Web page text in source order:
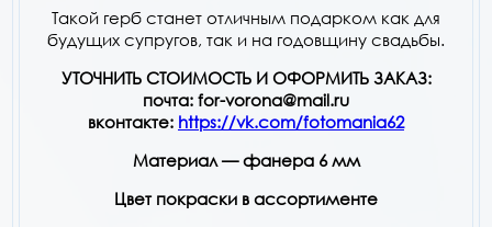
Такой герб станет отличным подарком как для
будущих супругов, так и на годовщину свадьбы.
УТОЧНИТЬ СТОИМОСТЬ И ОФОРМИТЬ ЗАКАЗ:
почта: for-vorona@mail.ru
вконтакте: https://vk.com/fotomania62
Материал — фанера 6 мм
Цвет покраски в ассортименте